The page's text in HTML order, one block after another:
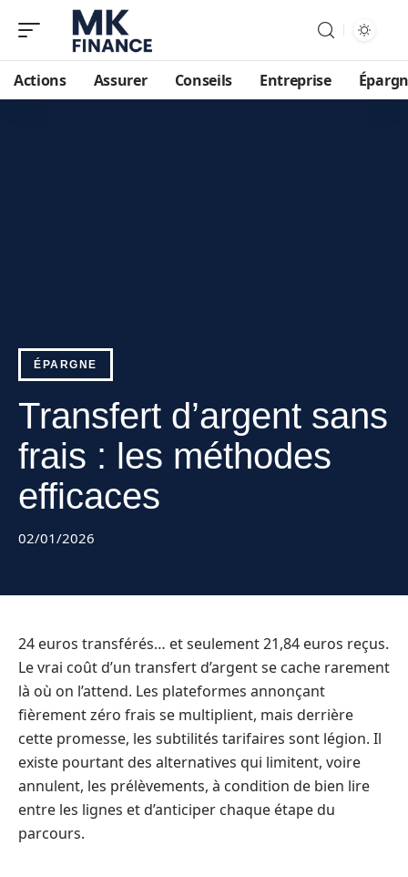
Actions Assurer Conseils Entreprise
ÉPARGNE
Transfert d’argent sans
frais : les méthodes
efficaces
02/01/2026
24 euros transférés… et seulement 21,84 euros reçus.
Le vrai coût d’un transfert d’argent se cache rarement
là où on l’attend. Les plateformes annonçant
fièrement zéro frais se multiplient, mais derrière
cette promesse, les subtilités tarifaires sont légion. Il
existe pourtant des alternatives qui limitent, voire
annulent, les prélèvements, à condition de bien lire
entre les lignes et d’anticiper chaque étape du
parcours.